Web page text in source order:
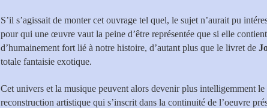
S’il s’agissait de monter cet ouvrage tel quel, le sujet n’aurait pu
pour qui une œuvre vaut la peine d’être représentée que si elle
d’humainement fort lié à notre histoire, d’autant plus que le livret de
totale fantaisie exotique.
Cet univers et la musique peuvent alors devenir plus intelligemment le
reconstruction artistique qui s’inscrit dans la continuité de l’oeuvre